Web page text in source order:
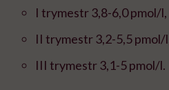
I trymestr 3,8-6,0 pmol/l,
II trymestr 3,2-5,5 pmol/
III trymestr 3,1-5 pmol/l.